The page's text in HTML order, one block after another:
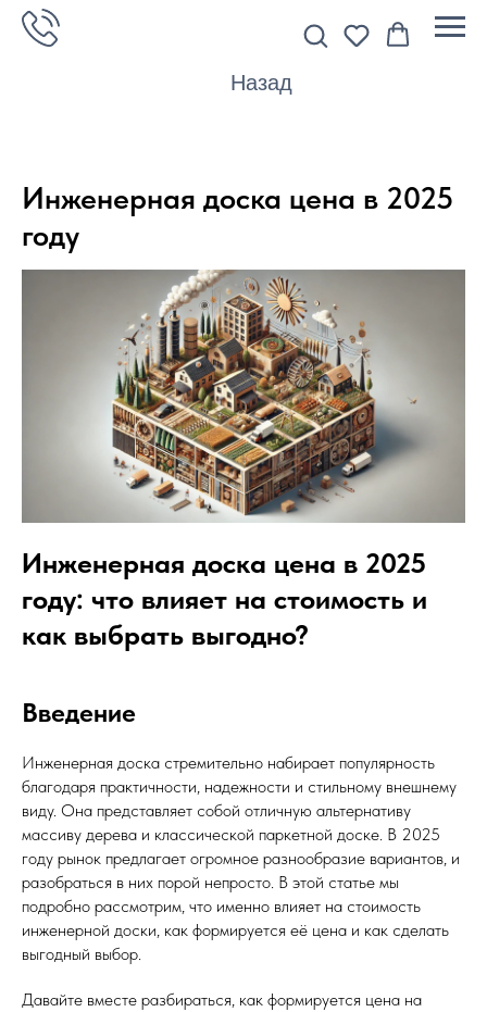
Назад
Инженерная доска цена в 2025
году
Инженерная доска цена в 2025
году: что влияет на стоимость и
как выбрать выгодно?
Введение
Инженерная доска стремительно набирает популярность
благодаря практичности, надежности и стильному внешнему
виду. Она представляет собой отличную альтернативу
массиву дерева и классической паркетной доске. В 2025
году рынок предлагает огромное разнообразие вариантов, и
разобраться в них порой непросто. В этой статье мы
подробно рассмотрим, что именно влияет на стоимость
инженерной доски, как формируется её цена и как сделать
выгодный выбор.
Давайте вместе разбираться, как формируется цена на